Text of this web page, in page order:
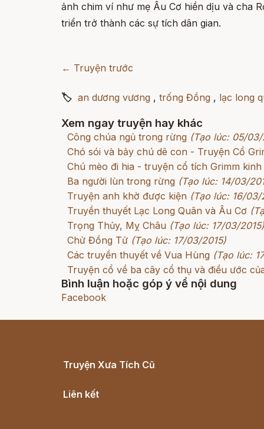
ảnh chim ví như mẹ Âu Cơ hiền dịu và cha
triển trở thành các sự tích dân gian.
← Truyện trước
🏷 an dương vương , trống Đồng , lạc long
Xem ngay truyện hay khác
Công chúa ngủ trong rừng (Tạo lúc: 05/03/
Chó sói và bảy chú dê con - Truyện Cổ
Chú mèo đi hia - truyện cổ tích Grimm
Ba người lùn trong rừng (Tạo lúc: 14/03/
Truyện anh khờ được kiện (Tạo lúc: 16/03/
Truyền thuyết Lạc Long Quân và Âu Cơ
Trọng Thủy, Mỵ Châu (Tạo lúc: 17/03/2015)
Chử Đồng Tử (Tạo lúc: 17/03/2015)
Các truyền thuyết về Vua Hùng (Tạo lúc:
Truyện cổ về ba cây cổ thụ và điều ước
Bình luận hoặc góp ý về nội dung
Facebook
Truyện Xưa Tích Cũ
Liên kết